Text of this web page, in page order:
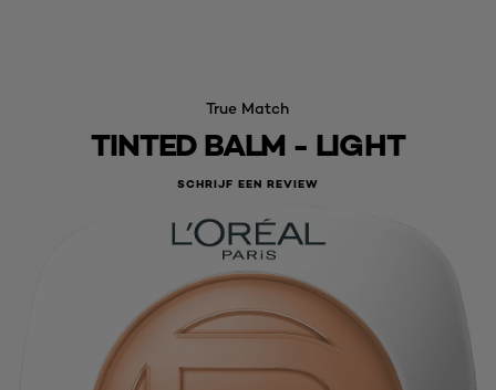
True Match
TINTED BALM - LIGHT
SCHRIJF EEN REVIEW